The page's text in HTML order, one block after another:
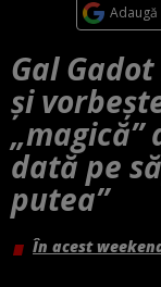
Adaugă
Gal
și
„magică”
dată pe
putea”
În acest